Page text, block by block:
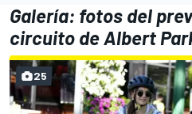
Galería: fotos del
circuito de Albert
25